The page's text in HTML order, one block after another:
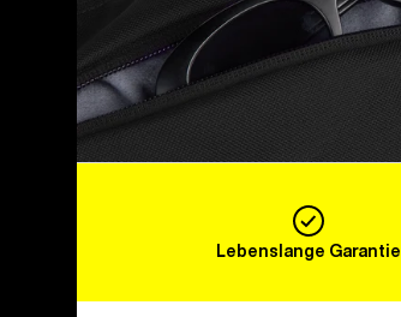
Lebenslange Garantie